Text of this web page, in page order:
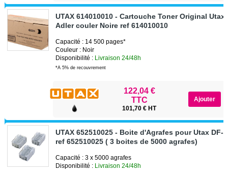
UTAX 614010010 - Cartouche Toner Original Utax
Adler couler Noire ref 614010010
Capacité : 14 500 pages*
Couleur : Noir
Disponibilité : Livraison 24/48h
*A 5% de recouvrement
122,04 €
TTC
101,70 € HT
UTAX 652510025 - Boite d'Agrafes pour Utax DF-
ref 652510025 ( 3 boites de 5000 agrafes)
Capacité : 3 x 5000 agrafes
Disponibilité : Livraison 24/48h